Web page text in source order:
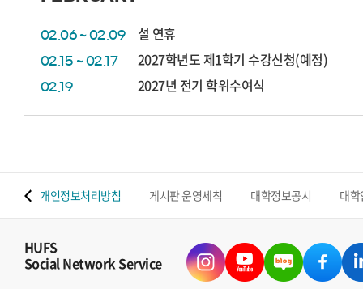
02.06 ~ 02.09 설 연휴
02.15 ~ 02.17 2027학년도 제1학기 수강신청(예정)
02.19 2027년 전기 학위수여식
개인정보처리방침 게시판 운영세칙 대학정보공시 대
HUFS
Social Network Service